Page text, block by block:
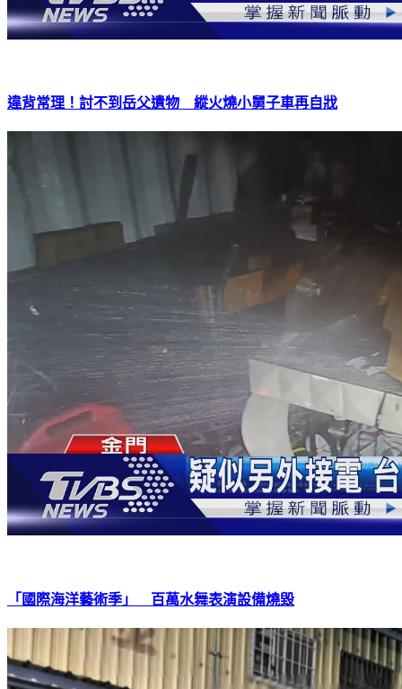
違背常理！討不到岳父遺物 縱火燒小舅子車再自戕
「國際海洋藝術季」 百萬水舞表演設備燒毀